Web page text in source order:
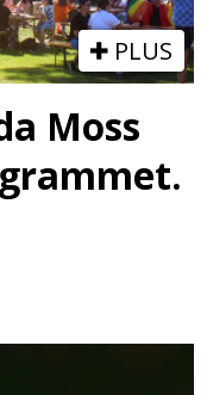
PLUS
Moss